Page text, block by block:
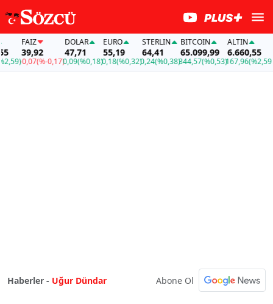
FAİZ
39,92
-0,07(%-0,17)
DOLAR
47,71
0,09(%0,18)
EURO
55,19
0,18(%0,32)
STERLIN
64,41
0,24(%0,38)
BITCOIN
65.099,99
344,57(%0,53)
ALTIN
6.660,55
167,96(%2,59)-
Haberler - Uğur Dündar Abone Ol